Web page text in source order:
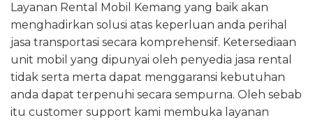
Layanan Rental Mobil Kemang yang baik akan
menghadirkan solusi atas keperluan anda perihal
jasa transportasi secara komprehensif. Ketersediaan
unit mobil yang dipunyai oleh penyedia jasa rental
tidak serta merta dapat menggaransi kebutuhan
anda dapat terpenuhi secara sempurna. Oleh sebab
itu customer support kami membuka layanan